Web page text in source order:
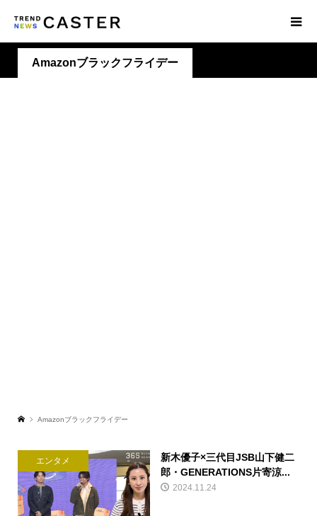
Amazonブラックフライデー
Amazonブラックフライデー
エンタメ
新木優子×三代目JSB山下健二
郎・GENERATIONS片寄涼...
2024.11.24